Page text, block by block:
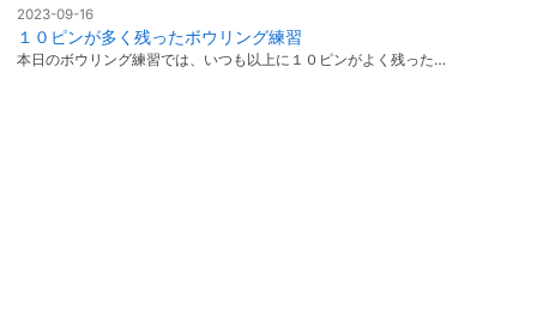
2023-09-16
１０ピンが多く残ったボウリング練習
本日のボウリング練習では、いつも以上に１０ピンがよく残った…